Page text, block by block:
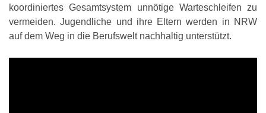
koordiniertes Gesamtsystem unnötige Warteschleifen zu
vermeiden. Jugendliche und ihre Eltern werden in NRW
auf dem Weg in die Berufswelt nachhaltig unterstützt.